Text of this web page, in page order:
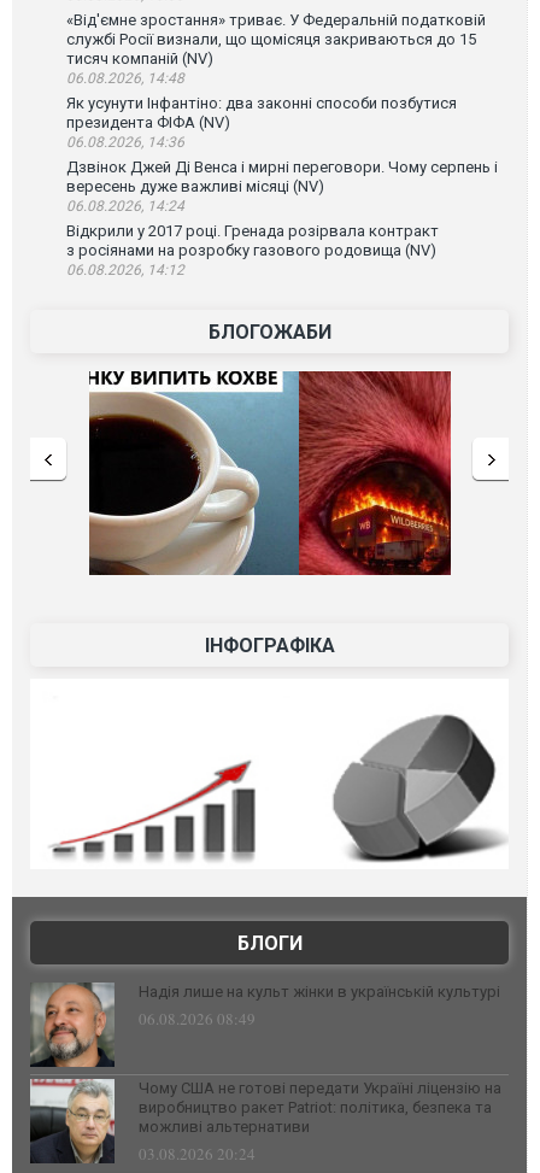
«Від'ємне зростання» триває. У Федеральній податковій
службі Росії визнали, що щомісяця закриваються до 15
тисяч компаній (NV)
06.08.2026, 14:48
Як усунути Інфантіно: два законні способи позбутися
президента ФІФА (NV)
06.08.2026, 14:36
Дзвінок Джей Ді Венса і мирні переговори. Чому серпень і
вересень дуже важливі місяці (NV)
06.08.2026, 14:24
Відкрили у 2017 році. Гренада розірвала контракт
з росіянами на розробку газового родовища (NV)
06.08.2026, 14:12
БЛОГОЖАБИ
ІНФОГРАФІКА
БЛОГИ
Надія лише на культ жінки в українській культурі
06.08.2026 08:49
Чому США не готові передати Україні ліцензію на
виробництво ракет Patriot: політика, безпека та
можливі альтернативи
03.08.2026 20:24